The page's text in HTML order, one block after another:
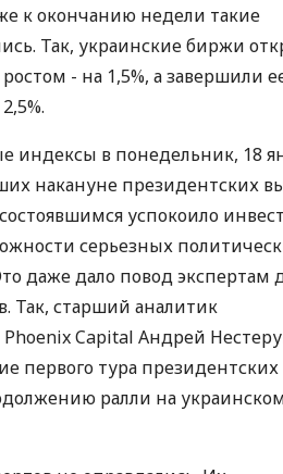
к окончанию недели такие
Так, украинские биржи
- на 1,5%, а завершили
индексы в понедельник, 18
накануне президентских
успокоило
серьезных
даже дало повод экспертам
Так, старший аналитик
Capital Андрей
первого тура президентских
ралли на